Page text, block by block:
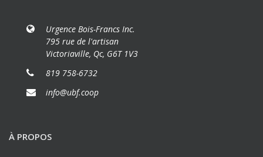
Urgence Bois-Francs Inc.
795 rue de l'artisan
Victoriaville, Qc, G6T 1V3
819 758-6732
info@ubf.coop
À PROPOS